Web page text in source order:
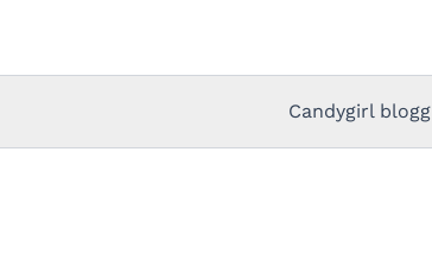
Candygirl blogg